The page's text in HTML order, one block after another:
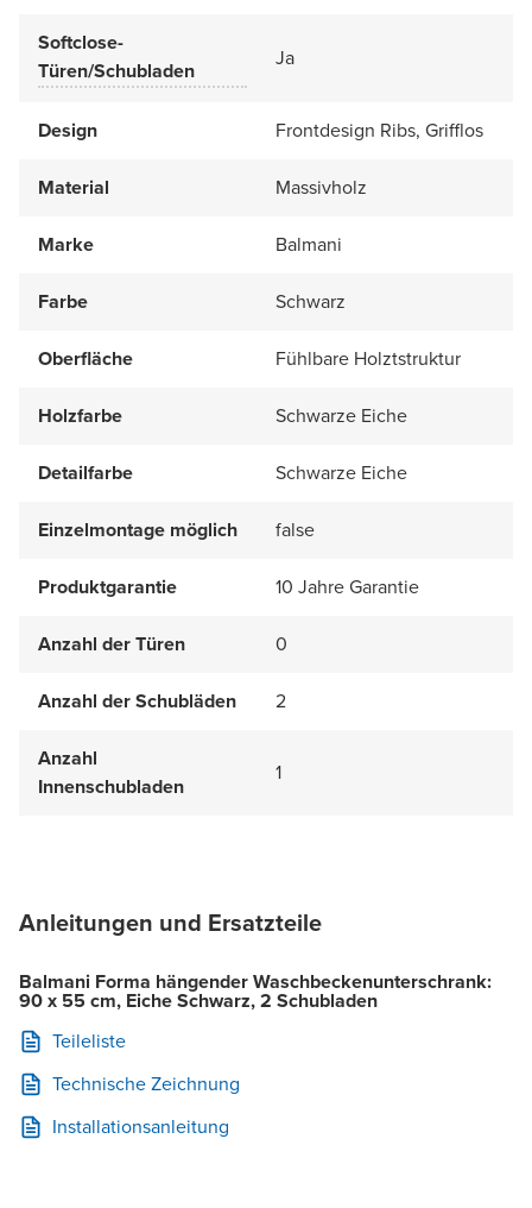
Softclose-
Türen/Schubladen
Ja
Design Frontdesign Ribs, Grifflos
Material Massivholz
Marke Balmani
Farbe Schwarz
Oberfläche Fühlbare Holztstruktur
Holzfarbe Schwarze Eiche
Detailfarbe Schwarze Eiche
Einzelmontage möglich false
Produktgarantie 10 Jahre Garantie
Anzahl der Türen 0
Anzahl der Schubläden 2
Anzahl
Innenschubladen
1
Anleitungen und Ersatzteile
Balmani Forma hängender Waschbeckenunterschrank:
90 x 55 cm, Eiche Schwarz, 2 Schubladen
Teileliste
Technische Zeichnung
Installationsanleitung